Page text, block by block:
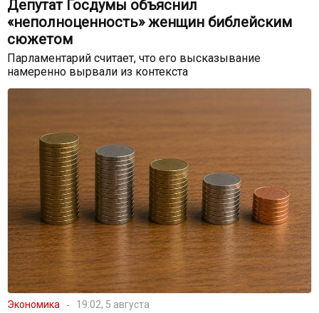
Депутат Госдумы объяснил
«неполноценность» женщин библейским
сюжетом
Парламентарий считает, что его высказывание
намеренно вырвали из контекста
Экономика 19:02, 5 августа